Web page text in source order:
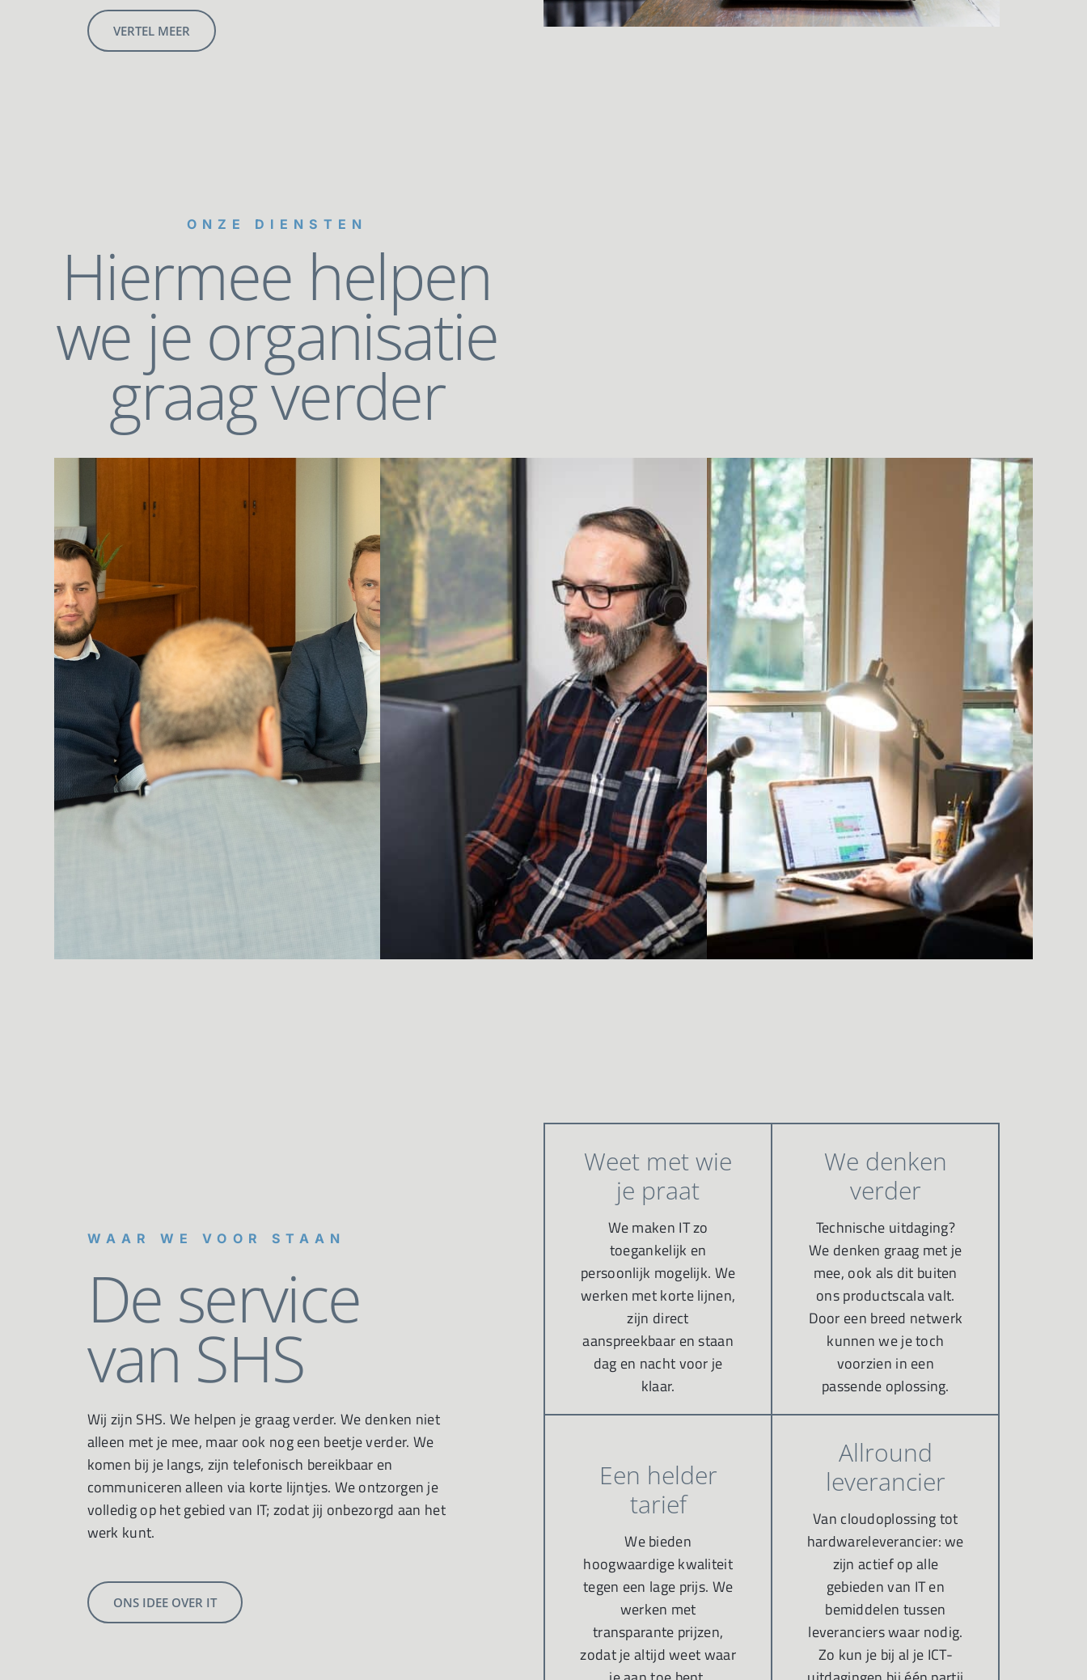
VERTEL MEER
ONZE DIENSTEN
Hiermee helpen
we je organisatie
graag verder
WAAR WE VOOR STAAN
De service
van SHS
Wij zijn SHS. We helpen je graag verder. We denken niet
alleen met je mee, maar ook nog een beetje verder. We
komen bij je langs, zijn telefonisch bereikbaar en
communiceren alleen via korte lijntjes. We ontzorgen je
volledig op het gebied van IT; zodat jij onbezorgd aan het
werk kunt.
ONS IDEE OVER IT
Weet met wie
je praat
We maken IT zo
toegankelijk en
persoonlijk mogelijk. We
werken met korte lijnen,
zijn direct
aanspreekbaar en staan
dag en nacht voor je
klaar.
We denken
verder
Technische uitdaging?
We denken graag met je
mee, ook als dit buiten
ons productscala valt.
Door een breed netwerk
kunnen we je toch
voorzien in een
passende oplossing.
Een helder
tarief
We bieden
hoogwaardige kwaliteit
tegen een lage prijs. We
werken met
transparante prijzen,
zodat je altijd weet waar
Allround
leverancier
Van cloudoplossing tot
hardwareleverancier: we
zijn actief op alle
gebieden van IT en
bemiddelen tussen
leveranciers waar nodig.
Zo kun je bij al je ICT-